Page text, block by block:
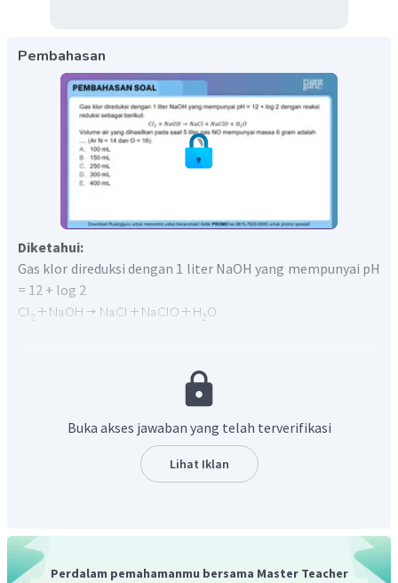
Pembahasan
Diketahui:
Gas klor direduksi dengan 1 liter NaOH yang mempunyai pH
= 12 + log 2
Volume air yang dihasilkan pada saat 5 liter gas NO
1. Mengubah pH ke pOH
Buka akses jawaban yang telah terverifikasi
Lihat Iklan
Perdalam pemahamanmu bersama Master Teacher